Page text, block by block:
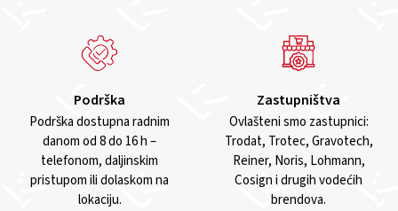
Podrška
Podrška dostupna radnim
danom od 8 do 16 h –
telefonom, daljinskim
pristupom ili dolaskom na
lokaciju.
Zastupništva
Ovlašteni smo zastupnici:
Trodat, Trotec, Gravotech,
Reiner, Noris, Lohmann,
Cosign i drugih vodećih
brendova.